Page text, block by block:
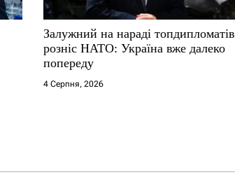
Залужний на нараді топдипломатів
розніс НАТО: Україна вже далеко
попереду
4 Серпня, 2026